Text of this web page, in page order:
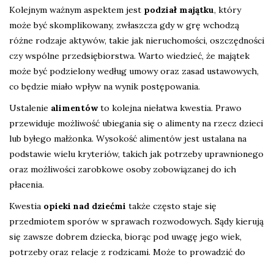
Kolejnym ważnym aspektem jest podział majątku, który
może być skomplikowany, zwłaszcza gdy w grę wchodzą
różne rodzaje aktywów, takie jak nieruchomości, oszczędności
czy wspólne przedsiębiorstwa. Warto wiedzieć, że majątek
może być podzielony według umowy oraz zasad ustawowych,
co będzie miało wpływ na wynik postępowania.
Ustalenie alimentówto kolejna niełatwa kwestia. Prawo
przewiduje możliwość ubiegania się o alimenty na rzecz dzieci
lub byłego małżonka. Wysokość alimentów jest ustalana na
podstawie wielu kryteriów, takich jak potrzeby uprawnionego
oraz możliwości zarobkowe osoby zobowiązanej do ich
płacenia.
Kwestia opieki nad dziećmi także często staje się
przedmiotem sporów w sprawach rozwodowych. Sądy kierują
się zawsze dobrem dziecka, biorąc pod uwagę jego wiek,
potrzeby oraz relacje z rodzicami. Może to prowadzić do